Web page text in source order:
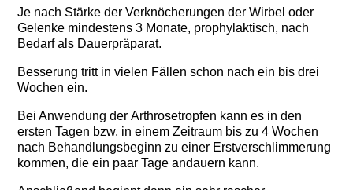
Je nach Stärke der Verknöcherungen der Wirbel oder
Gelenke mindestens 3 Monate, prophylaktisch, nach
Bedarf als Dauerpräparat.
Besserung tritt in vielen Fällen schon nach ein bis drei
Wochen ein.
Bei Anwendung derArthrosetropfen kann es in den
ersten Tagen bzw. in einem Zeitraum bis zu 4 Wochen
nach Behandlungsbeginn zu einer Erstverschlimmerung
kommen, die ein paar Tage andauern kann.